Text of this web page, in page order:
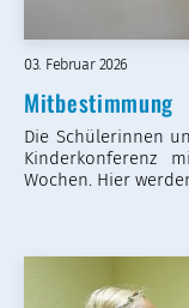
03. Februar 2026
Mitbestimmung
Die Schülerinnen
Kinderkonferenz
Wochen. Hier